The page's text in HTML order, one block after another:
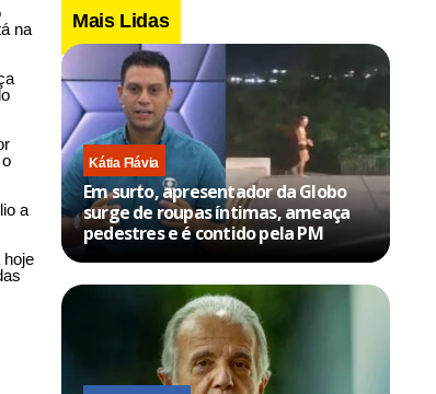
na
a
hoje
Mais Lidas
Kátia Flávia
Em surto, apresentador da Globo
surge de roupas íntimas, ameaça
pedestres e é contido pela PM